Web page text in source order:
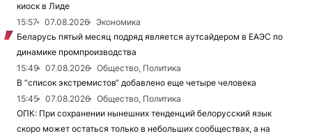
киоск в Лиде
15:57
07.08.2026
Экономика
Беларусь пятый месяц подряд является аутсайдером в ЕАЭС по
динамике промпроизводства
15:49
07.08.2026
Общество, Политика
В “список экстремистов“ добавлено еще четыре человека
15:45
07.08.2026
Общество, Политика
ОПК: При сохранении нынешних тенденций белорусский язык
скоро может остаться только в небольших сообществах, а на